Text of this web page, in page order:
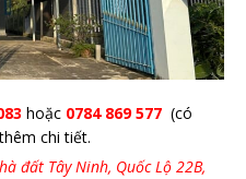
hoặc 0784 869 577 (có
chi tiết.
đất Tây Ninh, Quốc Lộ 22B,